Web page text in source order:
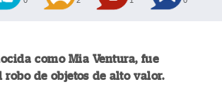
como Mia Ventura, fue
robo de objetos de alto valor.